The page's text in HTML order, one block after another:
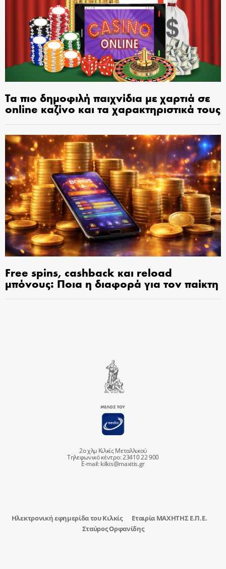
Τα πιο δημοφιλή παιχνίδια με χαρτιά σε
online καζίνο και τα χαρακτηριστικά τους
Free spins, cashback και reload
μπόνους: Ποια η διαφορά για τον παίκτη
2ο χλμ Κιλκίς Μεταλλικού
Τηλεφωνικό κέντρο: 23410 22 900
E-mail:kilkis@maxitis.gr
Ηλεκτρονική εφημερίδα του Κιλκίς
Εταιρία ΜΑΧΗΤΗΣ Ε.Π.Ε.
Σταύρος Ορφανίδης